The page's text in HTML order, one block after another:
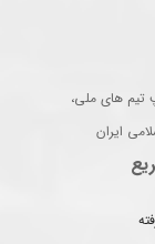
تیم های ملی،
ایران